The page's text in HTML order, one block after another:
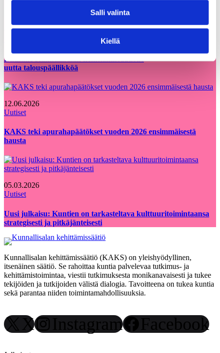
Salli valinta
Kiellä
05.08.2026
Etsimme Kunnallisalan kehittämissäätiölle
uutta talouspäällikköä
12.06.2026
Uutiset
KAKS teki apurahapäätökset vuoden 2026 ensimmäisestä
hausta
05.03.2026
Uutiset
Uusi julkaisu: Kuntien on tarkasteltava kulttuuritoimintaansa
strategisesti ja pitkäjänteisesti
Kunnallisalan kehittämissäätiö (KAKS) on yleishyödyllinen,
itsenäinen säätiö. Se rahoittaa kuntia palvelevaa tutkimus- ja
kehittämistoimintaa, viestii tutkimuksesta monikanavaisesti ja tukee
tekijöiden ja tutkijoiden välistä dialogia. Tavoitteena on tukea kuntia
sekä parantaa niiden toimintamahdollisuuksia.
X Instagram Facebook